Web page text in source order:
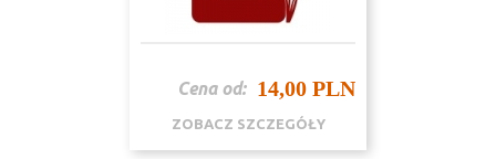
Cena od: 14,00 PLN
ZOBACZ SZCZEGÓŁY